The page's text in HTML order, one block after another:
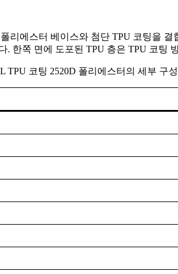
리에스터 베이스와 첨단 TPU 코팅을
. 한쪽 면에 도포된 TPU 층은 TPU 코팅
TPU 코팅 2520D 폴리에스터의 세부 구